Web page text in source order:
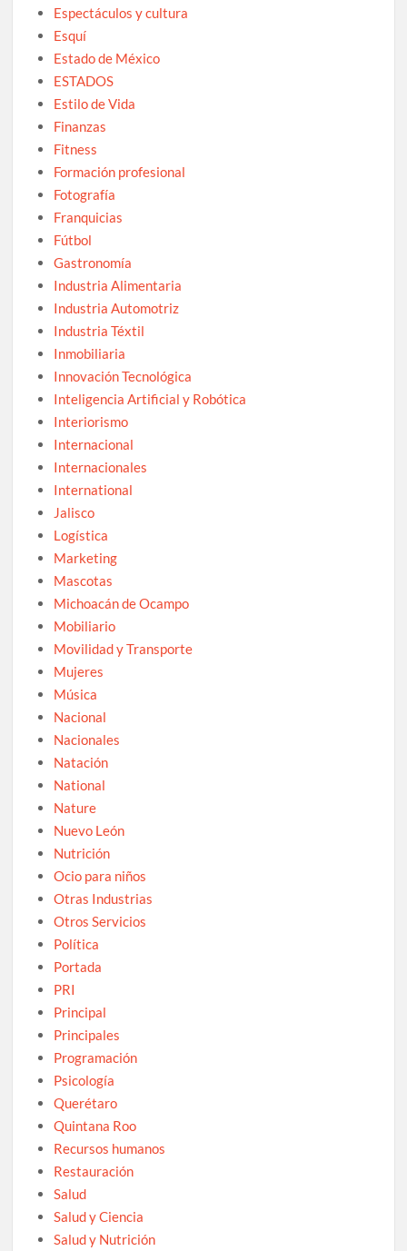
Espectáculos y cultura
Esquí
Estado de México
ESTADOS
Estilo de Vida
Finanzas
Fitness
Formación profesional
Fotografía
Franquicias
Fútbol
Gastronomía
Industria Alimentaria
Industria Automotriz
Industria Téxtil
Inmobiliaria
Innovación Tecnológica
Inteligencia Artificial y Robótica
Interiorismo
Internacional
Internacionales
International
Jalisco
Logística
Marketing
Mascotas
Michoacán de Ocampo
Mobiliario
Movilidad y Transporte
Mujeres
Música
Nacional
Nacionales
Natación
National
Nature
Nuevo León
Nutrición
Ocio para niños
Otras Industrias
Otros Servicios
Política
Portada
PRI
Principal
Principales
Programación
Psicología
Querétaro
Quintana Roo
Recursos humanos
Restauración
Salud
Salud y Ciencia
Salud y Nutrición